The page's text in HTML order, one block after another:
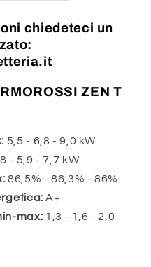
chiedeteci un
ZEN T
5,5 - 6,8 - 9,0 kW
- 5,9 - 7,7 kW
86,5% - 86,3% - 86%
A+
max: 1,3 - 1,6 - 2,0